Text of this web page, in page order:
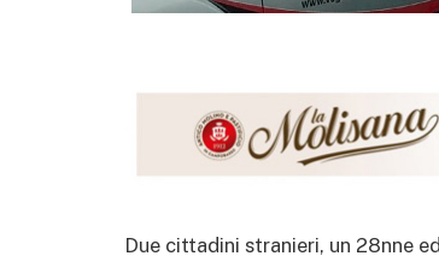
Due cittadini stranieri, un 28nne